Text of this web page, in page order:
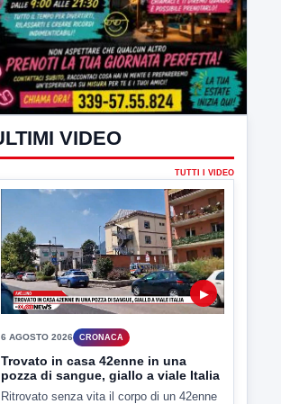
ULTIMI VIDEO
TUTTI I VIDEO